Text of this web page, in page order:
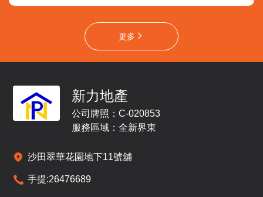
更多
新力地產
公司牌照：C-020853
服務區域：全新界東
沙田翠華花園地下11號舖
手提:26476689